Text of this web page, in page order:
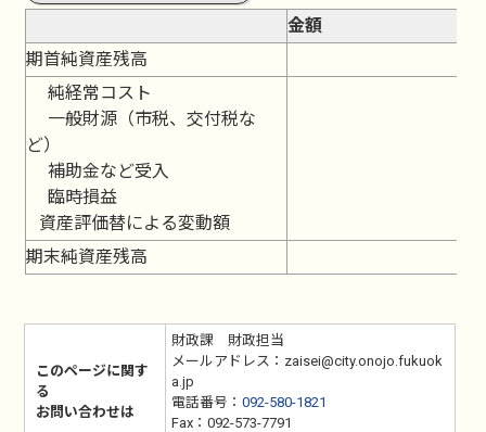
金額
期首純資産残高
純経常コスト
一般財源（市税、交付税な
ど）
補助金など受入
臨時損益
資産評価替による変動額
期末純資産残高
このページに関す
る
お問い合わせは
財政課 財政担当
メールアドレス：zaisei@city.onojo.fukuok
a.jp
電話番号： 092-580-1821
Fax：092-573-7791